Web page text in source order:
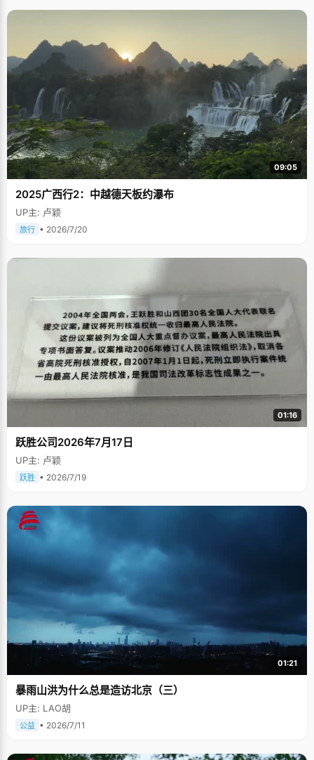
09:05
2025广西行2：中越德天板约瀑布
UP主: 卢颖
旅行 • 2026/7/20
01:16
跃胜公司2026年7月17日
UP主: 卢颖
跃胜 • 2026/7/19
01:21
暴雨山洪为什么总是造访北京（三）
UP主: LAO胡
公益 • 2026/7/11